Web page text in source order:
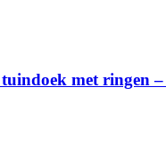
met ringen